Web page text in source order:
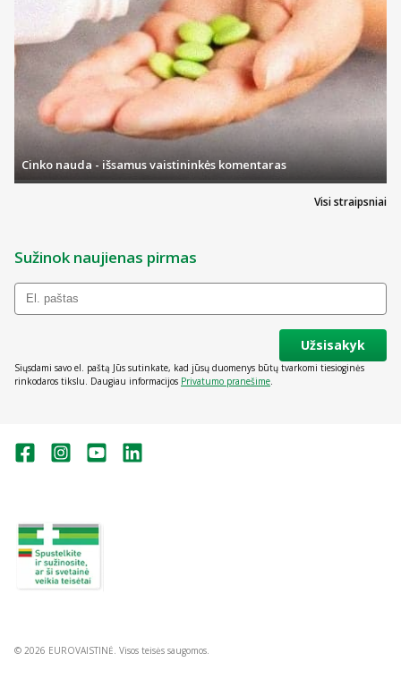
Visi straipsniai
Cinko nauda - išsamus vaistininkės komentaras
Sužinok naujienas pirmas
Užsisakyk
Siųsdami savo el. paštą Jūs sutinkate, kad jūsų duomenys būtų tvarkomi tiesioginės
rinkodaros tikslu. Daugiau informacijos Privatumo pranešime.
© 2026 EUROVAISTINĖ. Visos teisės saugomos.